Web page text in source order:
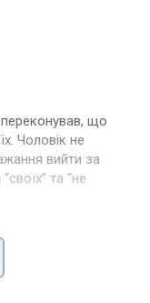
переконував, що
Чоловік не
вийти за
та “не
на Facebook!